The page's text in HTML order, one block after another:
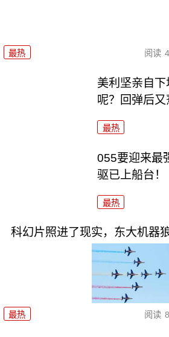
最热 阅读
美利坚亲自
呢？回弹后又
最热
055要迎来最
驱已上船台！
最热
科幻片照进了现实，东大机器
最热 阅读